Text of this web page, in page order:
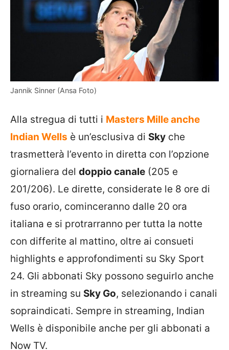
Jannik Sinner (Ansa Foto)
Alla stregua di tutti i Masters Mille anche
Indian Wells è un’esclusiva di Sky che
trasmetterà l’evento in diretta con l’opzione
giornaliera del doppio canale (205 e
201/206). Le dirette, considerate le 8 ore di
fuso orario, cominceranno dalle 20 ora
italiana e si protrarranno per tutta la notte
con differite al mattino, oltre ai consueti
highlights e approfondimenti su Sky Sport
24. Gli abbonati Sky possono seguirlo anche
in streaming su Sky Go, selezionando i canali
sopraindicati. Sempre in streaming, Indian
Wells è disponibile anche per gli abbonati a
Now TV.